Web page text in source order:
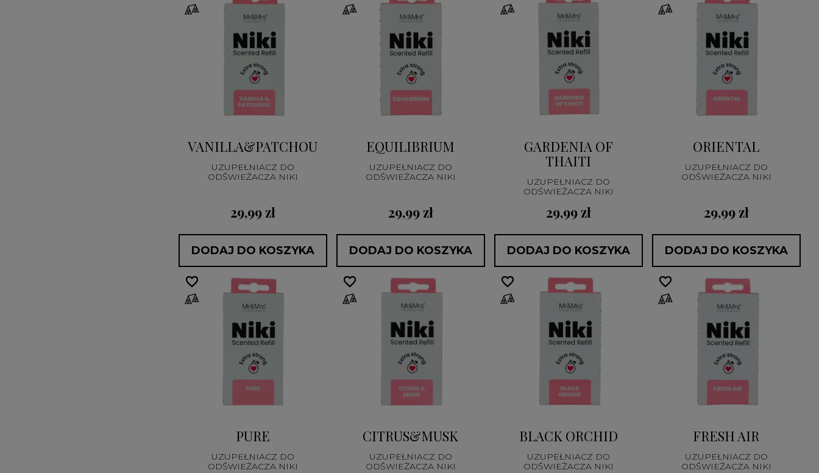
VANILLA&PATCHOULI
UZUPEŁNIACZ DO
ODŚWIEŻACZA NIKI
29,99 zł
DODAJ DO KOSZYKA
EQUILIBRIUM
UZUPEŁNIACZ DO
ODŚWIEŻACZA NIKI
29,99 zł
DODAJ DO KOSZYKA
GARDENIA OF
THAITI
UZUPEŁNIACZ DO
ODŚWIEŻACZA NIKI
29,99 zł
DODAJ DO KOSZYKA
ORIENTAL
UZUPEŁNIACZ DO
ODŚWIEŻACZA NIKI
29,99 zł
DODAJ DO KOSZYKA
PURE
UZUPEŁNIACZ DO
ODŚWIEŻACZA NIKI
favorite_border
favorite_border
CITRUS&MUSK
UZUPEŁNIACZ DO
ODŚWIEŻACZA NIKI
favorite_border
favorite_border
BLACK ORCHID
UZUPEŁNIACZ DO
ODŚWIEŻACZA NIKI
favorite_border
favorite_border
FRESH AIR
UZUPEŁNIACZ DO
ODŚWIEŻACZA NIKI
favorite_border
favorite_border